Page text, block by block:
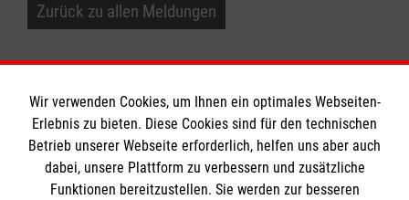
Zurück zu allen Meldungen
Informationen
Wir verwenden Cookies, um Ihnen ein optimales Webseiten-
Erlebnis zu bieten. Diese Cookies sind für den technischen
Betrieb unserer Webseite erforderlich, helfen uns aber auch
dabei, unsere Plattform zu verbessern und zusätzliche
Funktionen bereitzustellen. Sie werden zur besseren